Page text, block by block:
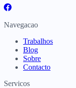
Navegacao
Trabalhos
Blog
Sobre
Contacto
Servicos